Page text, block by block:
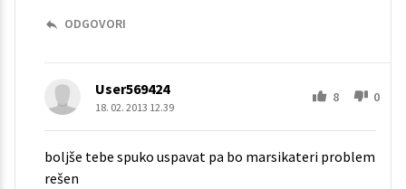
ODGOVORI
User569424
18. 02. 2013 12.39
8 0
boljše tebe spuko uspavat pa bo marsikateri problem
rešen